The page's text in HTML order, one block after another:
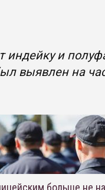
индейку и
выявлен на
больше не